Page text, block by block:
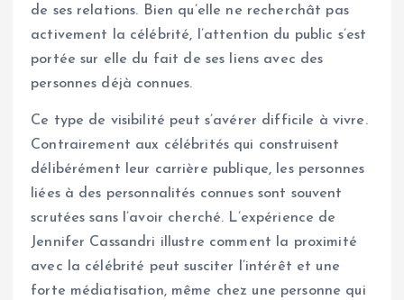
de ses relations. Bien qu’elle ne recherchât pas
activement la célébrité, l’attention du public s’est
portée sur elle du fait de ses liens avec des
personnes déjà connues.
Ce type de visibilité peut s’avérer difficile à vivre.
Contrairement aux célébrités qui construisent
délibérément leur carrière publique, les personnes
liées à des personnalités connues sont souvent
scrutées sans l’avoir cherché. L’expérience de
Jennifer Cassandri illustre comment la proximité
avec la célébrité peut susciter l’intérêt et une
forte médiatisation, même chez une personne qui